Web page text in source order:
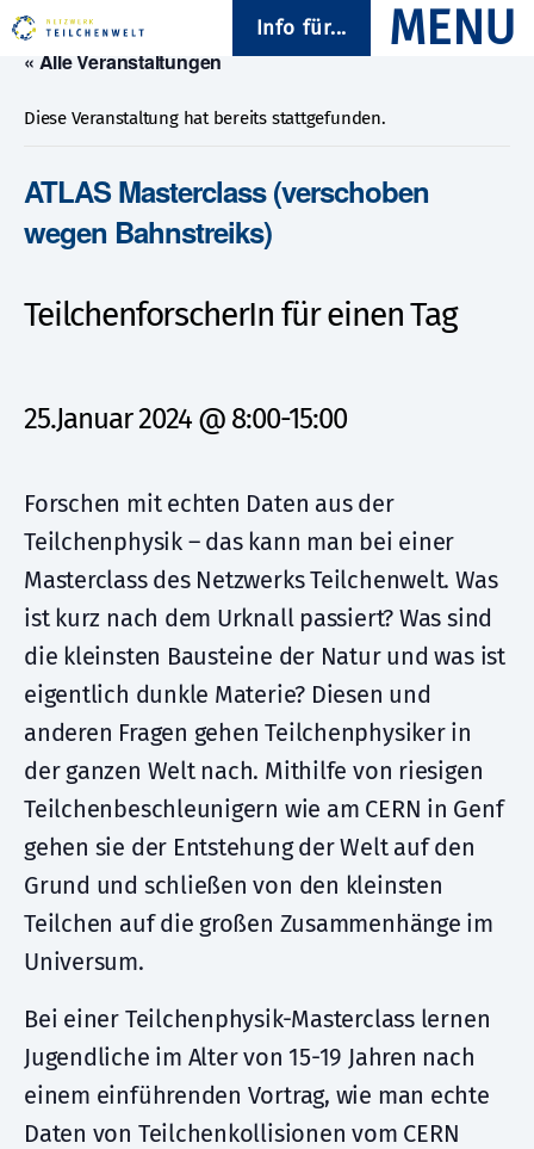
Info für...
« Alle Veranstaltungen
Diese Veranstaltung hat bereits stattgefunden.
ATLAS Masterclass (verschoben
wegen Bahnstreiks)
TeilchenforscherIn für einen Tag
25.Januar 2024 @ 8:00-15:00
Forschen mit echten Daten aus der
Teilchenphysik – das kann man bei einer
Masterclass des Netzwerks Teilchenwelt. Was
ist kurz nach dem Urknall passiert? Was sind
die kleinsten Bausteine der Natur und was ist
eigentlich dunkle Materie? Diesen und
anderen Fragen gehen Teilchenphysiker in
der ganzen Welt nach. Mithilfe von riesigen
Teilchenbeschleunigern wie am CERN in Genf
gehen sie der Entstehung der Welt auf den
Grund und schließen von den kleinsten
Teilchen auf die großen Zusammenhänge im
Universum.
Bei einer Teilchenphysik-Masterclass lernen
Jugendliche im Alter von 15-19 Jahren nach
einem einführenden Vortrag, wie man echte
Daten von Teilchenkollisionen vom CERN